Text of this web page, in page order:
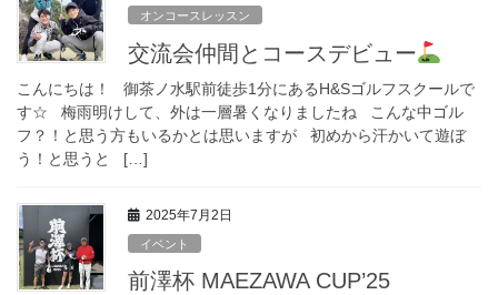
オンコースレッスン
交流会仲間とコースデビュー
こんにちは！ 御茶ノ水駅前徒歩1分にあるH&Sゴルフスクールで
す☆ 梅雨明けして、外は一層暑くなりましたね こんな中ゴル
フ？！と思う方もいるかとは思いますが 初めから汗かいて遊ぼ
う！と思うと […]
2025年7月2日
イベント
前澤杯 MAEZAWA CUP’25